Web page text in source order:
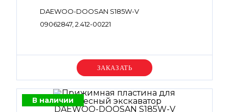
DAEWOO-DOOSAN S185W-V
09062847, 2.412-00221
Уточняйте цену
В наличии